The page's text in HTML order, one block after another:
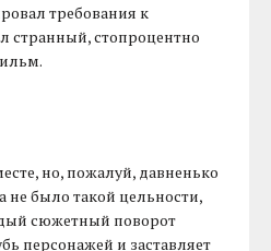
требования к
странный, стопроцентно
но, пожалуй, давненько
не было такой цельности,
сюжетный поворот
персонажей и заставляет